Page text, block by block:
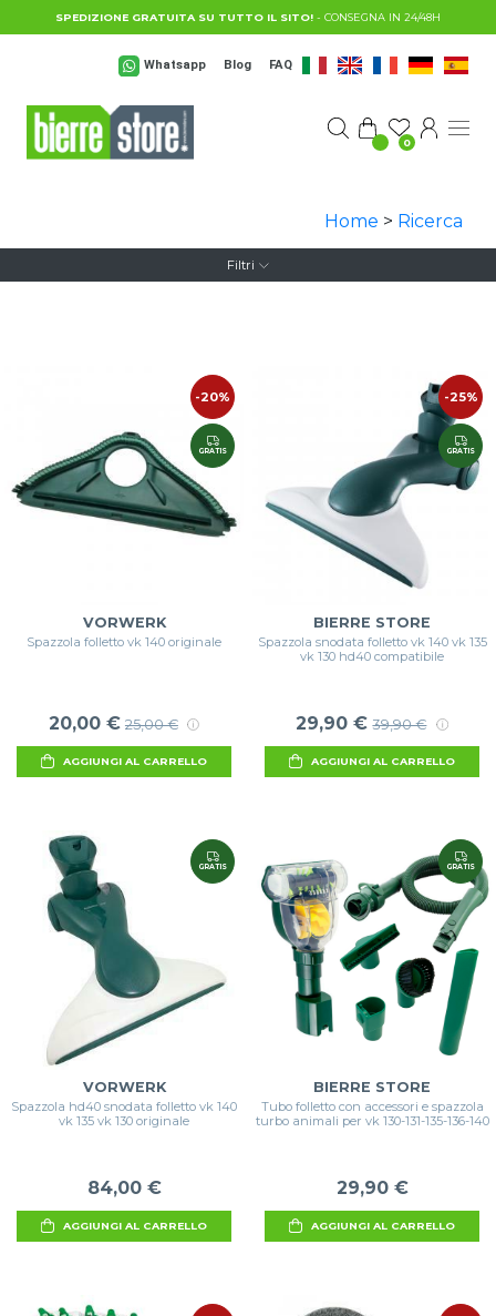
Salta al contenuto principale
SPEDIZIONE GRATUITA SU TUTTO IL SITO! - CONSEGNA IN 24/48H
Whatsapp Blog FAQ
0
Home > Ricerca
Filtri
-20%
GRATIS
VORWERK
Spazzola folletto vk 140 originale
20,00 € 25,00 €
AGGIUNGI AL CARRELLO
-25%
GRATIS
BIERRE STORE
Spazzola snodata folletto vk 140 vk 135
vk 130 hd40 compatibile
29,90 € 39,90 €
AGGIUNGI AL CARRELLO
GRATIS
VORWERK
Spazzola hd40 snodata folletto vk 140
vk 135 vk 130 originale
84,00 €
AGGIUNGI AL CARRELLO
GRATIS
BIERRE STORE
Tubo folletto con accessori e spazzola
turbo animali per vk 130-131-135-136-140
29,90 €
AGGIUNGI AL CARRELLO